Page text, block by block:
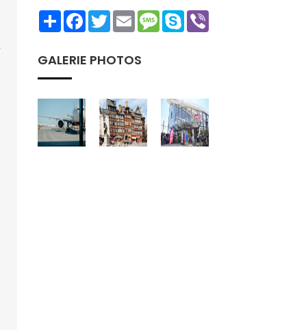
ShareFacebookTwitterEmailMessage
Skype
GALERIE PHOTOS